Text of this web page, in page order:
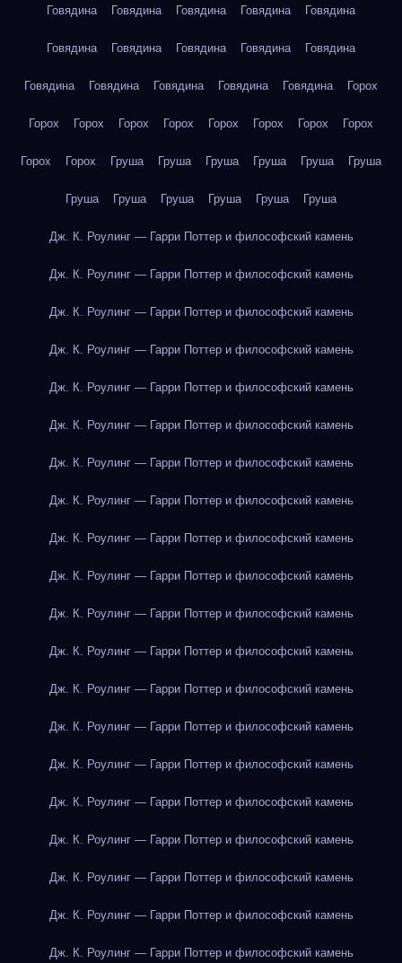
Говядина Говядина Говядина Говядина Говядина
Говядина Говядина Говядина Говядина Говядина
Говядина Говядина Говядина Говядина Говядина Горох
Горох Горох Горох Горох Горох Горох Горох Горох
Горох Горох Груша Груша Груша Груша Груша Груша
Груша Груша Груша Груша Груша Груша
Дж. К. Роулинг — Гарри Поттер и философский камень
Дж. К. Роулинг — Гарри Поттер и философский камень
Дж. К. Роулинг — Гарри Поттер и философский камень
Дж. К. Роулинг — Гарри Поттер и философский камень
Дж. К. Роулинг — Гарри Поттер и философский камень
Дж. К. Роулинг — Гарри Поттер и философский камень
Дж. К. Роулинг — Гарри Поттер и философский камень
Дж. К. Роулинг — Гарри Поттер и философский камень
Дж. К. Роулинг — Гарри Поттер и философский камень
Дж. К. Роулинг — Гарри Поттер и философский камень
Дж. К. Роулинг — Гарри Поттер и философский камень
Дж. К. Роулинг — Гарри Поттер и философский камень
Дж. К. Роулинг — Гарри Поттер и философский камень
Дж. К. Роулинг — Гарри Поттер и философский камень
Дж. К. Роулинг — Гарри Поттер и философский камень
Дж. К. Роулинг — Гарри Поттер и философский камень
Дж. К. Роулинг — Гарри Поттер и философский камень
Дж. К. Роулинг — Гарри Поттер и философский камень
Дж. К. Роулинг — Гарри Поттер и философский камень
Дж. К. Роулинг — Гарри Поттер и философский камень